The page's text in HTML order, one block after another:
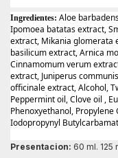
Ingredientes: Aloe
Ipomoea batatas extract,
extract, Mikania glomerata
basilicum extract, Arnica
Cinnamomum verum
extract, Juniperus
officinale extract, Alcohol,
Peppermint oil, Clove oil ,
Phenoxyethanol,
Iodopropynyl
Presentacion: 60 ml. 125